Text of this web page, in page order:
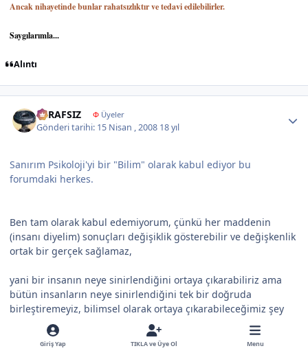
Ancak nihayetinde bunlar rahatsızlıktır ve tedavi edilebilirler.
Saygılarımla...
Alıntı
TARAFSIZ ΦÜyeler
Gönderi tarihi: 15 Nisan , 2008 18 yıl
Sanırım Psikoloji'yi bir "Bilim" olarak kabul ediyor bu
forumdaki herkes.
Ben tam olarak kabul edemiyorum, çünkü her maddenin
(insanı diyelim) sonuçları değişiklik gösterebilir ve değişkenlik
ortak bir gerçek sağlamaz,
yani bir insanın neye sinirlendiğini ortaya çıkarabiliriz ama
bütün insanların neye sinirlendiğini tek bir doğruda
birleştiremeyiz, bilimsel olarak ortaya çıkarabileceğimiz şey
gerçek sinirsel hormonal kimyasal (her neyse) aktivitilerdir,
bunu inceleyebiliriz ama bir insanın neye sinirlenip nasıl
davranacağını gerçek olarak bilmeyiz ki bu psikolojiye girer.
Giriş Yap TIKLA ve Üye Ol Menu